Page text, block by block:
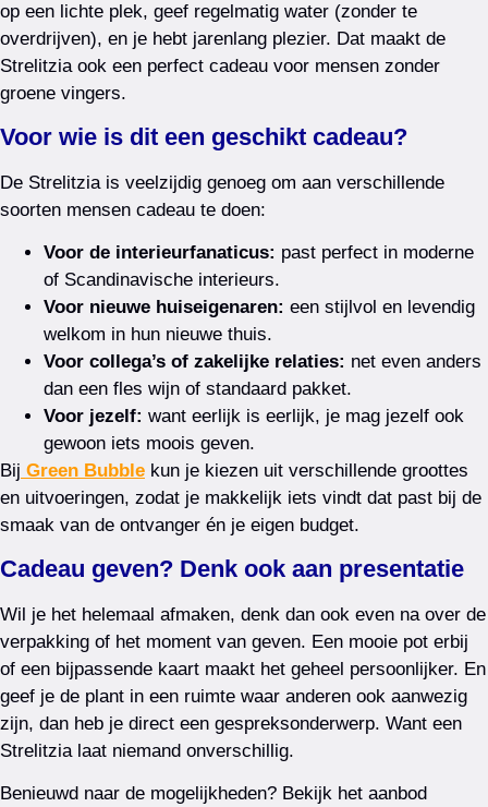
op een lichte plek, geef regelmatig water (zonder te
overdrijven), en je hebt jarenlang plezier. Dat maakt de
Strelitzia ook een perfect cadeau voor mensen zonder
groene vingers.
Voor wie is dit een geschikt cadeau?
De Strelitzia is veelzijdig genoeg om aan verschillende
soorten mensen cadeau te doen:
Voor de interieurfanaticus: past perfect in moderne
of Scandinavische interieurs.
Voor nieuwe huiseigenaren: een stijlvol en levendig
welkom in hun nieuwe thuis.
Voor collega’s of zakelijke relaties: net even anders
dan een fles wijn of standaard pakket.
Voor jezelf: want eerlijk is eerlijk, je mag jezelf ook
gewoon iets moois geven.
Bij Green Bubble kun je kiezen uit verschillende groottes
en uitvoeringen, zodat je makkelijk iets vindt dat past bij de
smaak van de ontvanger én je eigen budget.
Cadeau geven? Denk ook aan presentatie
Wil je het helemaal afmaken, denk dan ook even na over de
verpakking of het moment van geven. Een mooie pot erbij
of een bijpassende kaart maakt het geheel persoonlijker. En
geef je de plant in een ruimte waar anderen ook aanwezig
zijn, dan heb je direct een gespreksonderwerp. Want een
Strelitzia laat niemand onverschillig.
Benieuwd naar de mogelijkheden? Bekijk het aanbod